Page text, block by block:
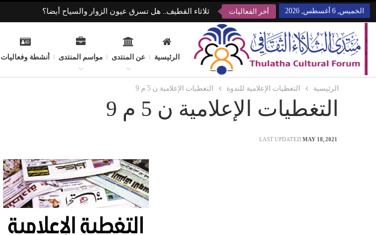
الخميس, 6 أغسطس, 2026 أخر الفعاليات ثلاثاء القطيف.. هل تسرق عيون الزوار والسياح أيضا؟
الرئيسية عن المنتدى مواسم المنتدى أنشطة وفعاليات
الرئيسية التغطيات الإعلامية للندوة التغطيات الإعلامية ن 5 م 9
التغطيات الإعلامية ن 5 م 9
LAST UPDATED MAY 18, 2021